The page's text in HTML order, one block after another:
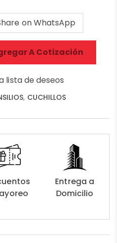
A Cotización
on WhatsApp
lista de deseos
, CUCHILLOS
Entrega a
Domicilio